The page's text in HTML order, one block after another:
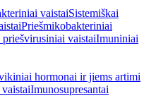
vaistaiSistemiškai
Priešmikobakteriniai
vaistaiImuniniai
hormonai ir jiems artimi
Imunosupresantai